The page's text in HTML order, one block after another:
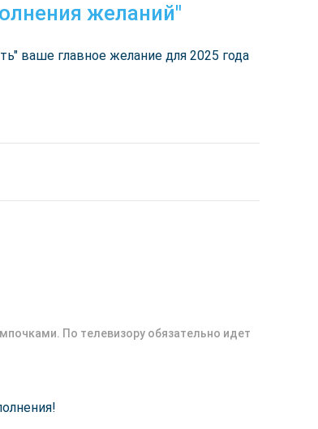
желаний"
ваше главное желание для 2025 года
По телевизору обязательно идет